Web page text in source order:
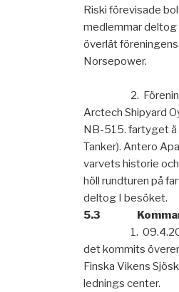
Riski förevisade
medlemmar deltog
överlät
Norsepower.
2.
Arctech Shipyard
NB-515. fartyget ä
Tanker). Antero
varvets historie
höll rundturen på
deltog I besöket.
5.3
1. 0
det kommits
Finska Vikens
lednings center.